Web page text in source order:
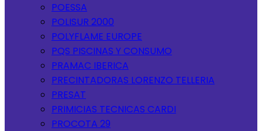
POESSA
POLISUR 2000
POLYFLAME EUROPE
PQS PISCINAS Y CONSUMO
PRAMAC IBERICA
PRECINTADORAS LORENZO TELLERIA
PRESAT
PRIMICIAS TECNICAS CARDI
PROCOTA 29